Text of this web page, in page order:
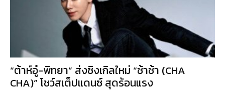
“ต้าห์อู๋-พิทยา” ส่งซิงเกิลใหม่ “ช้าช้า (CHA
CHA)” โชว์สเต็ปแดนซ์ สุดร้อนแรง